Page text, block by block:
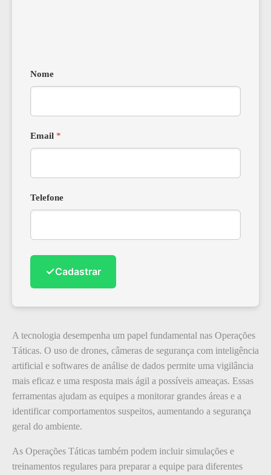
Nome
Email *
Telefone
✓Cadastrar
A tecnologia desempenha um papel fundamental nas Operações
Táticas. O uso de drones, câmeras de segurança com inteligência
artificial e softwares de análise de dados permite uma vigilância
mais eficaz e uma resposta mais ágil a possíveis ameaças. Essas
ferramentas ajudam as equipes a monitorar grandes áreas e a
identificar comportamentos suspeitos, aumentando a segurança
geral do ambiente.
As Operações Táticas também podem incluir simulações e
treinamentos regulares para preparar a equipe para diferentes